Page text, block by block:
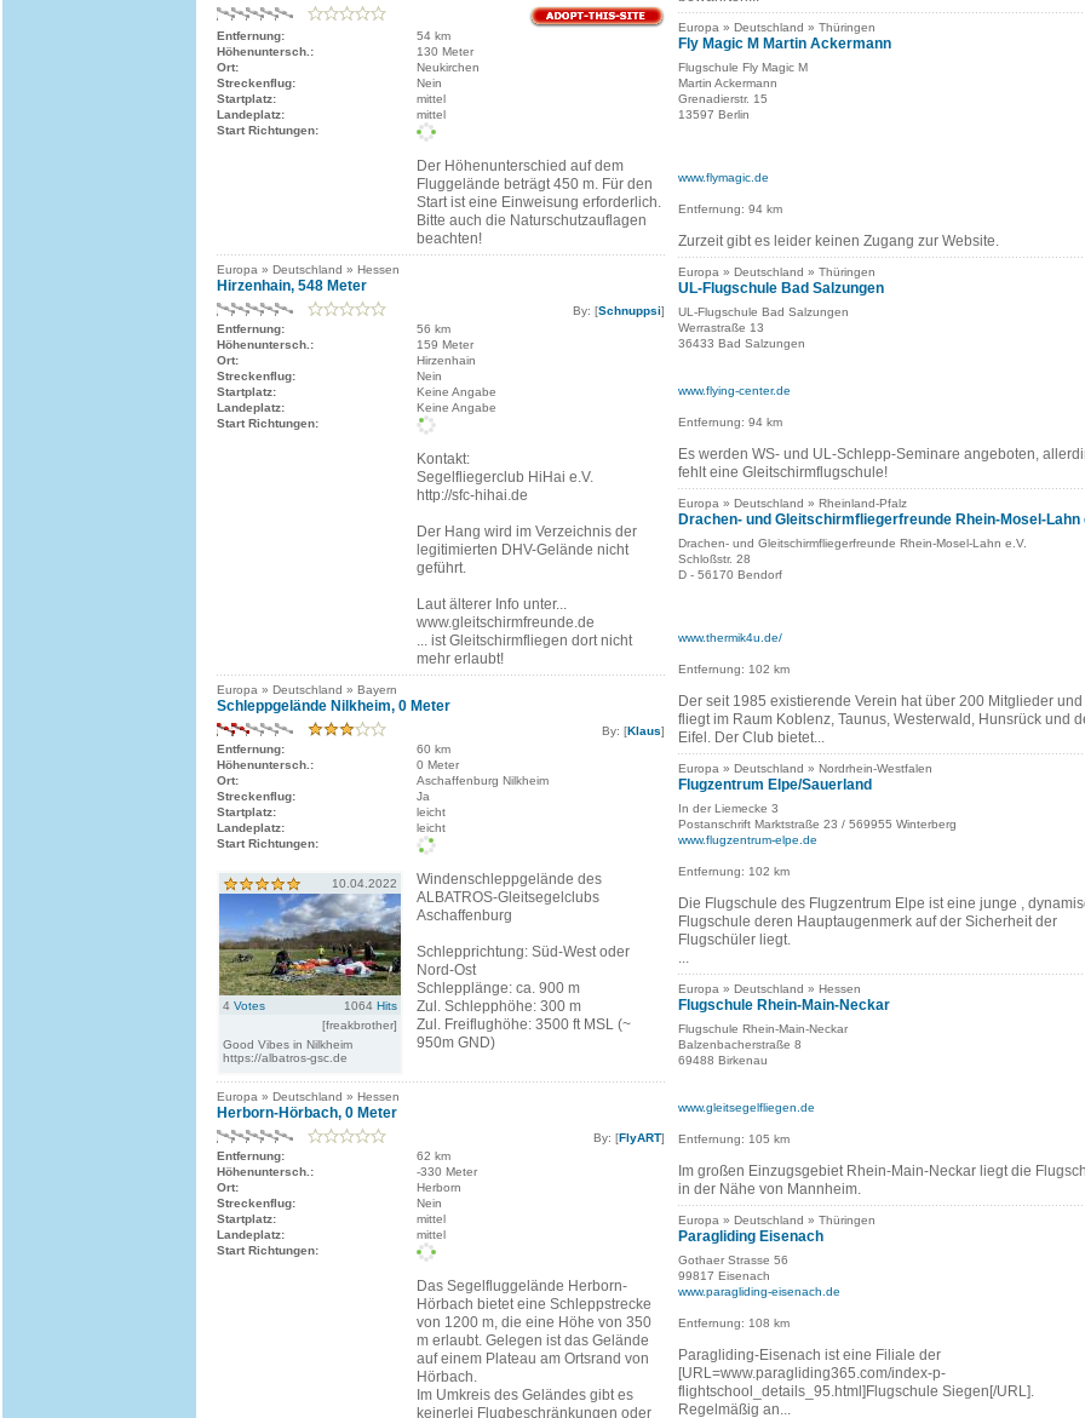
Entfernung:
54 km
Höhenuntersch.:
130 Meter
Ort:
Neukirchen
Streckenflug:
Nein
Startplatz:
mittel
Landeplatz:
mittel
Start Richtungen:
Der Höhenunterschied auf dem
Fluggelände beträgt 450 m. Für den
Start ist eine Einweisung erforderlich.
Bitte auch die Naturschutzauflagen
beachten!
Europa » Deutschland » Hessen
Hirzenhain, 548 Meter
By: [Schnuppsi]
Entfernung:
56 km
Höhenuntersch.:
159 Meter
Ort:
Hirzenhain
Streckenflug:
Nein
Startplatz:
Keine Angabe
Landeplatz:
Keine Angabe
Start Richtungen:
Kontakt:
Segelfliegerclub HiHai e.V.
http://sfc-hihai.de
Der Hang wird im Verzeichnis der
legitimierten DHV-Gelände nicht
geführt.
Laut älterer Info unter...
www.gleitschirmfreunde.de
... ist Gleitschirmfliegen dort nicht
mehr erlaubt!
Europa » Deutschland » Bayern
Schleppgelände Nilkheim, 0 Meter
By: [Klaus]
Entfernung:
60 km
Höhenuntersch.:
0 Meter
Ort:
Aschaffenburg Nilkheim
Streckenflug:
Ja
Startplatz:
leicht
Landeplatz:
leicht
Start Richtungen:
10.04.2022
4 Votes 1064 Hits
[freakbrother]
Good Vibes in Nilkheim
https://albatros-gsc.de
Windenschleppgelände des
ALBATROS-Gleitsegelclubs
Aschaffenburg
Schlepprichtung: Süd-West oder
Nord-Ost
Schlepplänge: ca. 900 m
Zul. Schlepphöhe: 300 m
Zul. Freiflughöhe: 3500 ft MSL (~
950m GND)
Europa » Deutschland » Hessen
Herborn-Hörbach, 0 Meter
By: [FlyART]
Entfernung:
62 km
Höhenuntersch.:
-330 Meter
Ort:
Herborn
Streckenflug:
Nein
Startplatz:
mittel
Landeplatz:
mittel
Start Richtungen:
Das Segelfluggelände Herborn-
Hörbach bietet eine Schleppstrecke
von 1200 m, die eine Höhe von 350
m erlaubt. Gelegen ist das Gelände
auf einem Plateau am Ortsrand von
Hörbach.
Im Umkreis des Geländes gibt es
keinerlei Flugbeschränkungen oder
Europa » Deutschland » Thüringen
Fly Magic M Martin Ackermann
Flugschule Fly Magic M
Martin Ackermann
Grenadierstr. 15
13597 Berlin
www.flymagic.de
Entfernung: 94 km
Zurzeit gibt es leider keinen Zugang zur Website.
Europa » Deutschland » Thüringen
UL-Flugschule Bad Salzungen
UL-Flugschule Bad Salzungen
Werrastraße 13
36433 Bad Salzungen
www.flying-center.de
Entfernung: 94 km
Es werden WS- und UL-Schlepp-Seminare angeboten,
fehlt eine Gleitschirmflugschule!
Europa » Deutschland » Rheinland-Pfalz
Drachen- und Gleitschirmfliegerfreunde Rhein-Mosel-Lahn
Drachen- und Gleitschirmfliegerfreunde Rhein-Mosel-Lahn e.V.
Schloßstr. 28
D - 56170 Bendorf
www.thermik4u.de/
Entfernung: 102 km
Der seit 1985 existierende Verein hat über 200 Mitglieder und
fliegt im Raum Koblenz, Taunus, Westerwald, Hunsrück und
Eifel. Der Club bietet...
Europa » Deutschland » Nordrhein-Westfalen
Flugzentrum Elpe/Sauerland
In der Liemecke 3
Postanschrift Marktstraße 23 / 569955 Winterberg
www.flugzentrum-elpe.de
Entfernung: 102 km
Die Flugschule des Flugzentrum Elpe ist eine junge ,
Flugschule deren Hauptaugenmerk auf der Sicherheit der
Flugschüler liegt.
...
Europa » Deutschland » Hessen
Flugschule Rhein-Main-Neckar
Flugschule Rhein-Main-Neckar
Balzenbacherstraße 8
69488 Birkenau
www.gleitsegelfliegen.de
Entfernung: 105 km
Im großen Einzugsgebiet Rhein-Main-Neckar liegt die
in der Nähe von Mannheim.
Europa » Deutschland » Thüringen
Paragliding Eisenach
Gothaer Strasse 56
99817 Eisenach
www.paragliding-eisenach.de
Entfernung: 108 km
Paragliding-Eisenach ist eine Filiale der
[URL=www.paragliding365.com/index-p-
flightschool_details_95.html]Flugschule Siegen[/URL].
Regelmäßig an...